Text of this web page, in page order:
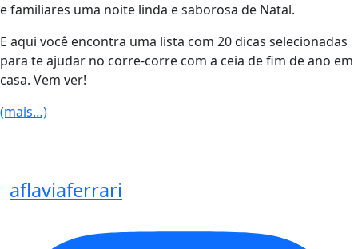
e familiares uma noite linda e saborosa de Natal.
E aqui você encontra uma lista com 20 dicas selecionadas
para te ajudar no corre-corre com a ceia de fim de ano em
casa. Vem ver!
(mais…)
aflaviaferrari